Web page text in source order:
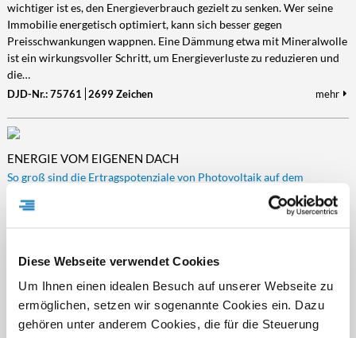
Diese Webseite verwendet Cookies
Um Ihnen einen idealen Besuch auf unserer Webseite zu
ermöglichen, setzen wir sogenannte Cookies ein. Dazu
gehören unter anderem Cookies, die für die Steuerung
wichtiger ist es, den Energieverbrauch gezielt zu senken. Wer seine
Immobilie energetisch optimiert, kann sich besser gegen
Preisschwankungen wappnen. Eine Dämmung etwa mit Mineralwolle
ist ein wirkungsvoller Schritt, um Energieverluste zu reduzieren und
die…
DJD-Nr.: 75761 2699 Zeichen mehr
ENERGIE VOM EIGENEN DACH
So groß sind die Ertragspotenziale von Photovoltaik auf dem
(djd). Ein zentraler Hebel zu mehr Unabhängigkeit bei der
Energieversorgung liegt im eigenen Zuhause – genauer gesagt auf
zu erzeugen und damit nicht nur Energiekosten zu senken, sondern
auch unabhängiger von Energieimporten zu werden. Mit
Wärmepumpe und E-Auto gewinnt Photovoltaik im Zuge der
Elektrifizierung von Heizung und…
DJD-Nr.: 75624 mehr